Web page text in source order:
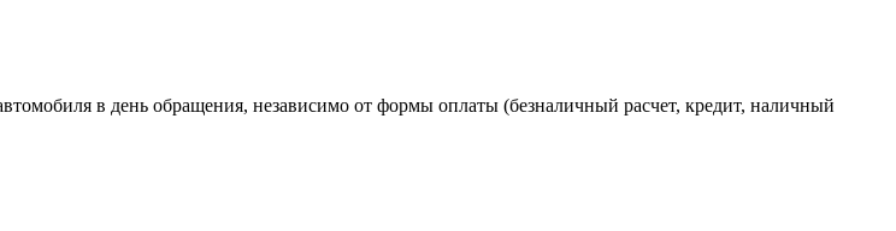
в день обращения, независимо от формы оплаты (безналичный расчет, кредит, наличный